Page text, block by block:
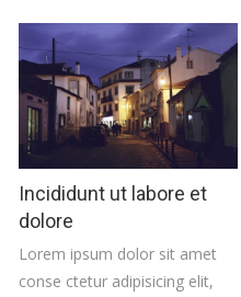
Incididunt ut labore et
dolore
Lorem ipsum dolor sit amet
conse ctetur adipisicing elit,